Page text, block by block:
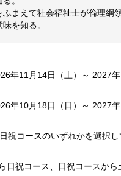
まえて社会福祉士が倫理綱
を知る。
年11月14日（土）～ 2027
年10月18日（日）～ 2027
祝コースのいずれかを選択し
日祝コース、日祝コースから